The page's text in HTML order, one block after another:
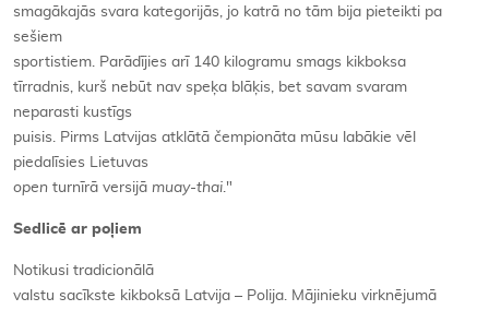
smagākajās svara kategorijās, jo katrā no tām bija pieteikti pa
sešiem
sportistiem. Parādījies arī 140 kilogramu smags kikboksa
tīrradnis, kurš nebūt nav speķa blāķis, bet savam svaram
neparasti kustīgs
puisis. Pirms Latvijas atklātā čempionāta mūsu labākie vēl
piedalīsies Lietuvas
open turnīrā versijā muay-thai."
Sedlicē ar poļiem
Notikusi tradicionālā
valstu sacīkste kikboksā Latvija – Polija. Mājinieku virknējumā